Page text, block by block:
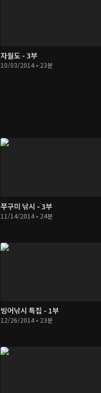
자월도 - 3부
10/03/2014 • 23분
쭈구미 낚시 - 3부
11/14/2014 • 24분
빙어낚시 특집 - 1부
12/26/2014 • 23분